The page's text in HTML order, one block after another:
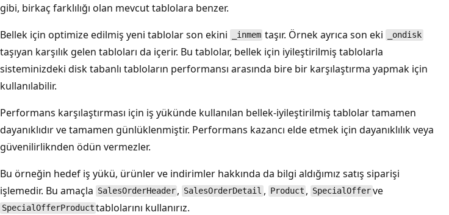
gibi, birkaç farklılığı olan mevcut tablolara benzer.
Bellek için optimize edilmiş yeni tablolar son ekini
_inmem taşır. Örnek ayrıca son eki _ondisk
taşıyan karşılık gelen tabloları da içerir. Bu tablolar, bellek için iyileştirilmiş tablolarla
sisteminizdeki disk tabanlı tabloların performansı arasında bire bir karşılaştırma yapmak için
kullanılabilir.
Performans karşılaştırması için iş yükünde kullanılan bellek-iyileştirilmiş tablolar tamamen
dayanıklıdır ve tamamen günlüklenmiştir. Performans kazancı elde etmek için dayanıklılık veya
güvenilirliknden ödün vermezler.
Bu örneğin hedef iş yükü, ürünler ve indirimler hakkında da bilgi aldığımız satış siparişi
işlemedir. Bu amaçla SalesOrderHeader , SalesOrderDetail , Product , SpecialOfferve
SpecialOfferProduct tablolarını kullanırız.